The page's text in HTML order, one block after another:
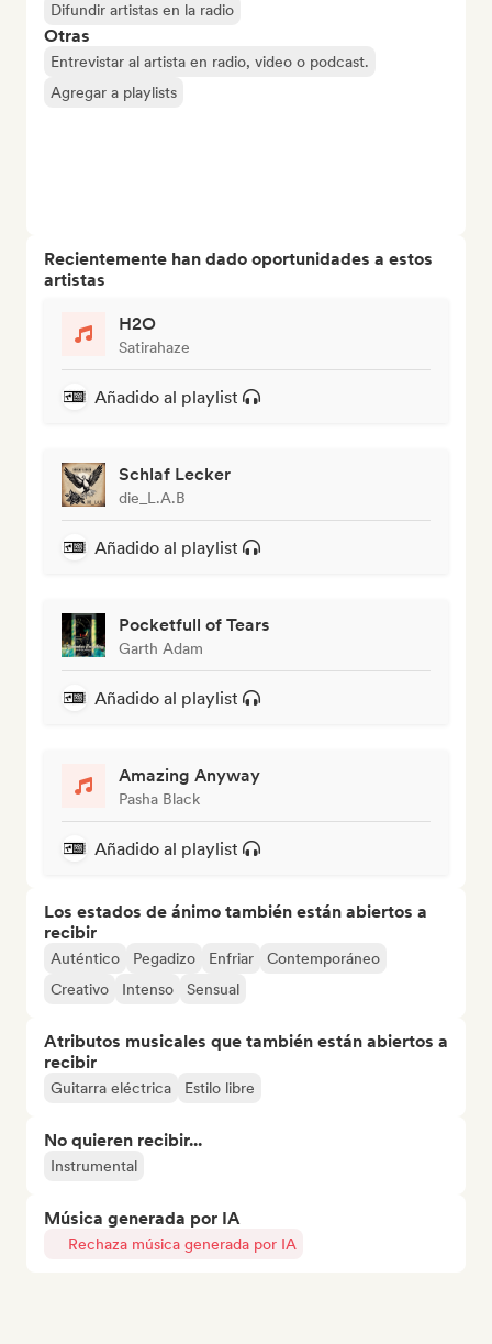
Difundir artistas en la radio
Otras
Entrevistar al artista en radio, video o podcast.
Agregar a playlists
Recientemente han dado oportunidades a estos
artistas
H2O
Satirahaze
Añadido al playlist
Schlaf Lecker
die_L.A.B
Añadido al playlist
Pocketfull of Tears
Garth Adam
Añadido al playlist
Amazing Anyway
Pasha Black
Añadido al playlist
Los estados de ánimo también están abiertos a
recibir
Auténtico Pegadizo Enfriar
Contemporáneo
Creativo
Intenso Sensual
Atributos musicales que también están abiertos a
recibir
Guitarra eléctrica Estilo libre
No quieren recibir...
Instrumental
Música generada por IA
Rechaza música generada por IA